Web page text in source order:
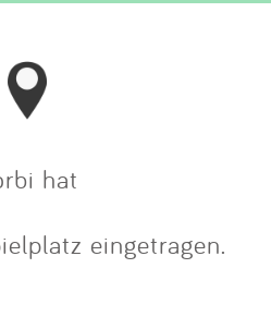
App
hat
eingetragen.